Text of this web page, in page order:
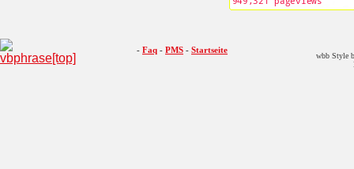
- Faq - PMS - Startseite
wbb Style